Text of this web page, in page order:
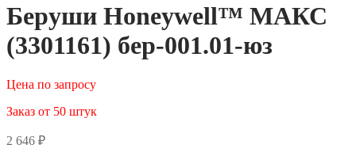
Беруши Honeywell™ МАКС
(3301161) бер-001.01-юз
Цена по запросу
Заказ от 50 штук
2 646 ₽